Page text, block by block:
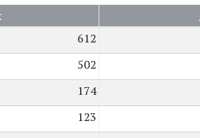
612
502
174
123